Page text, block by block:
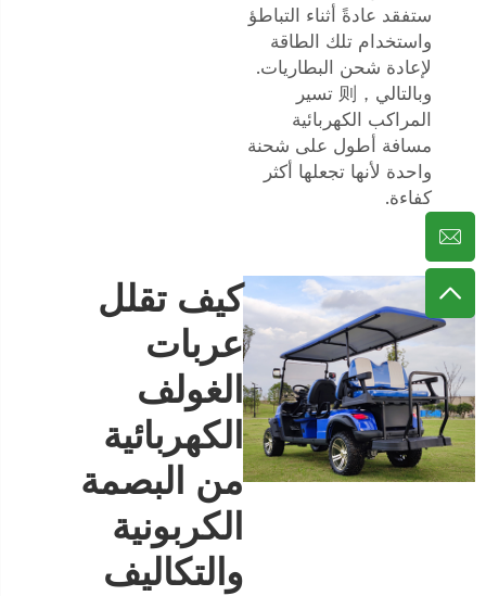
ستفقد عادةً أثناء التباطؤ
واستخدام تلك الطاقة
لإعادة شحن البطاريات.
وبالتالي，则 تسير
المراكب الكهربائية
مسافة أطول على شحنة
واحدة لأنها تجعلها أكثر
كفاءة.
كيف تقلل
عربات
الغولف
الكهربائية
من البصمة
الكربونية
والتكاليف